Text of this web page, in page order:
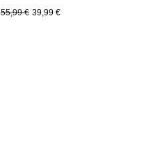
55,99€ 39,99 €